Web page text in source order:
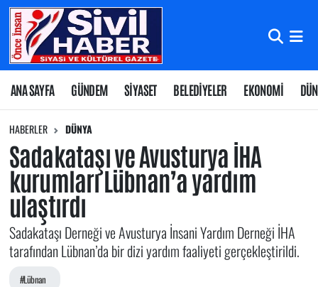
ANA SAYFA GÜNDEM SİYASET BELEDİYELER EKONOMİ
HABERLER DÜNYA
Sadakataşı ve Avusturya İHA
kurumları Lübnan’a yardım
ulaştırdı
Sadakataşı Derneği ve Avusturya İnsani Yardım Derneği İHA
tarafından Lübnan’da bir dizi yardım faaliyeti gerçekleştirildi.
#Lübnan
Nöbetçi Eczaneler
Hava Durumu
Namaz Vakitleri
Trafik Durumu
Süper Lig Puan Durumu ve Fikstür
Tüm Manşetler